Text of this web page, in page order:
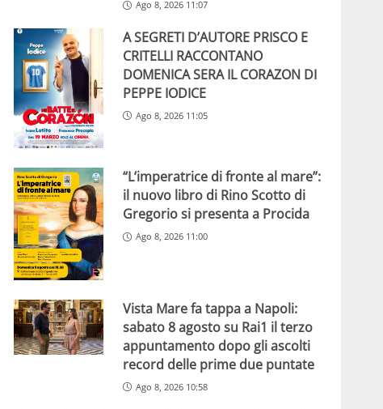
Ago 8, 2026 11:07
A SEGRETI D’AUTORE PRISCO E
CRITELLI RACCONTANO
DOMENICA SERA IL CORAZON DI
PEPPE IODICE
Ago 8, 2026 11:05
“L’imperatrice di fronte al mare”:
il nuovo libro di Rino Scotto di
Gregorio si presenta a Procida
Ago 8, 2026 11:00
Vista Mare fa tappa a Napoli:
sabato 8 agosto su Rai1 il terzo
appuntamento dopo gli ascolti
record delle prime due puntate
Ago 8, 2026 10:58